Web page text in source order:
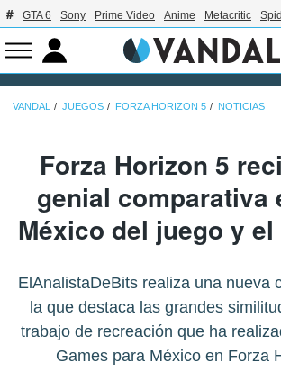
GTA 6 Sony Prime Video Anime Metacritic
VANDAL JUEGOS FORZA HORIZON 5 NOTICIAS
Forza Horizon 5
genial comparativa
México del juego y
ElAnalistaDeBits realiza una nueva
la que destaca las grandes
trabajo de recreación que ha
Games para México en Forza